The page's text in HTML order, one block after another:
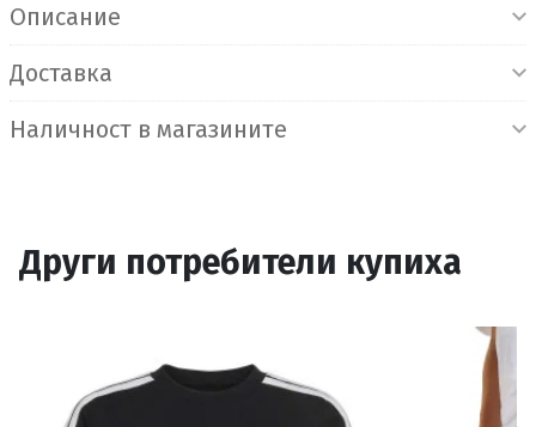
Описание
Доставка
Наличност в магазините
Други потребители купиха